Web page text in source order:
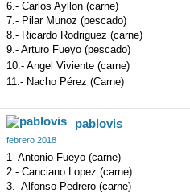
6.- Carlos Ayllon (carne)
7.- Pilar Munoz (pescado)
8.- Ricardo Rodriguez (carne)
9.- Arturo Fueyo (pescado)
10.- Angel Viviente (carne)
11.- Nacho Pérez (Carne)
pablovis
febrero 2018
1- Antonio Fueyo (carne)
2.- Canciano Lopez (carne)
3.- Alfonso Pedrero (carne)